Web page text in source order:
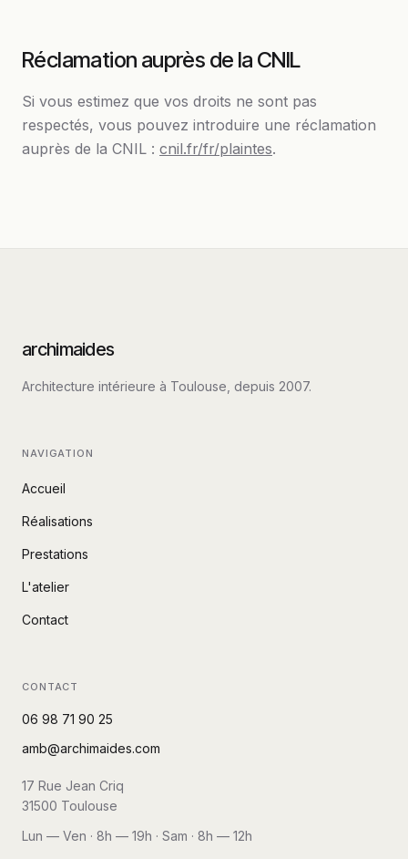
Réclamation auprès de la CNIL
Si vous estimez que vos droits ne sont pas
respectés, vous pouvez introduire une réclamation
auprès de la CNIL : cnil.fr/fr/plaintes.
archimaides
Architecture intérieure à Toulouse, depuis 2007.
NAVIGATION
Accueil
Réalisations
Prestations
L'atelier
Contact
CONTACT
06 98 71 90 25
amb@archimaides.com
17 Rue Jean Criq
31500 Toulouse
Lun — Ven · 8h — 19h · Sam · 8h — 12h